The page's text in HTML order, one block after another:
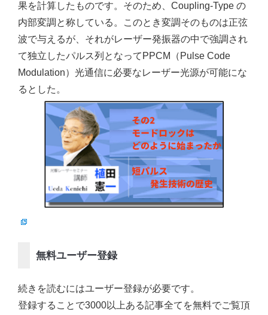
果を計算したものです。そのため、Coupling-Type の
内部変調と称している。このとき変調そのものは正弦
波で与えるが、それがレーザー発振器の中で強調され
て独立したパルス列となってPPCM（Pulse Code
Modulation）光通信に必要なレーザー光源が可能にな
るとした。
無料ユーザー登録
続きを読むにはユーザー登録が必要です。
登録することで3000以上ある記事全てを無料でご覧頂